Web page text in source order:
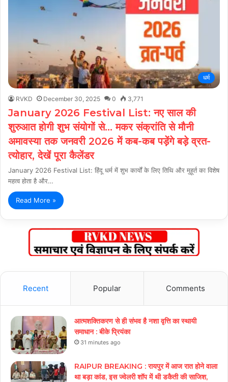
धर्म
RVKD December 30, 2025 0 3,771
January 2026 Festival List: नए साल की
शुरुआत होगी शुभ संयोगों से… मकर संक्रांति से मौनी
अमावस्या तक जनवरी 2026 में कब-कब पड़ेंगे बड़े व्रत-
त्योहार, देखें पूरा कैलेंडर
January 2026 Festival List: हिंदू धर्म में शुभ कार्यों के लिए तिथि और मुहूर्त का विशेष
महत्व होता है और…
Read More »
Recent Popular Comments
आत्मशक्तिकरण से ही संभव है नशा वृत्ति का स्थायी
समाधान : बीके प्रियंका
31 minutes ago
RAIPUR BREAKING : रायपुर में आज रात होने वाला
था बड़ा कांड, इस ज्वेलरी शॉप में थी डकैती की साजिश,